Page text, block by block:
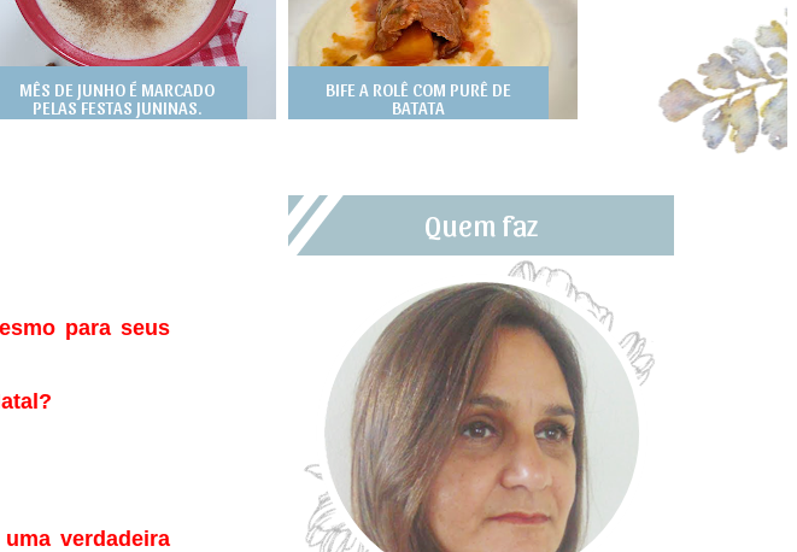
MÊS DE JUNHO É MARCADO
PELAS FESTAS JUNINAS.
BIFE A ROLÊ COM PURÊ DE
BATATA
para seus
verdadeira
Quem faz